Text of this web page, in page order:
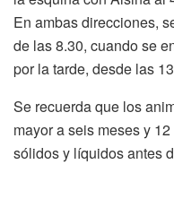
En ambas direcciones,
de las 8.30, cuando se
por la tarde, desde las
Se recuerda que los
mayor a seis meses y
sólidos y líquidos antes